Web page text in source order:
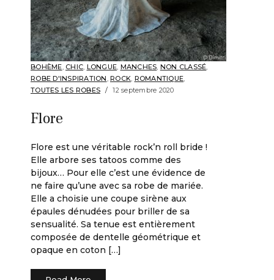
BOHÈME, CHIC, LONGUE, MANCHES, NON CLASSÉ,
ROBE D'INSPIRATION, ROCK, ROMANTIQUE,
TOUTES LES ROBES
12 septembre 2020
Flore
Flore est une véritable rock’n roll bride !
Elle arbore ses tatoos comme des
bijoux… Pour elle c’est une évidence de
ne faire qu’une avec sa robe de mariée.
Elle a choisie une coupe sirène aux
épaules dénudées pour briller de sa
sensualité. Sa tenue est entièrement
composée de dentelle géométrique et
opaque en coton […]